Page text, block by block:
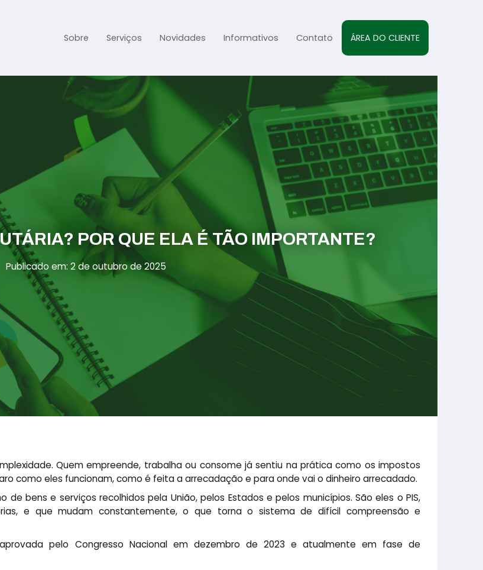
Sobre Serviços
Gestão Contábil
Gestão Tributária e Fiscal
Previdenciária Trabalhista
Abertura de Empresas
Assessoria jurídica
Novidades Informativos Contato ÁREA DO CLIENTE
POR QUE ELA É TÃO IMPORTANTE?
Publicado em: 2 de outubro de 2025
Quem empreende, trabalha ou consome já sentiu na prática como os impostos
como eles funcionam, como é feita a arrecadação e para onde vai o dinheiro arrecadado.
bens e serviços recolhidos pela União, pelos Estados e pelos municípios. São eles o PIS,
e que mudam constantemente, o que torna o sistema de difícil compreensão e
pelo Congresso Nacional em dezembro de 2023 e atualmente em fase de